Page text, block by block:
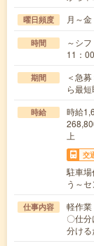
曜日頻度 月～
時間
～シ
11：
期間
＜急
ら最
時給
時給
上
交
駐車
う～セ
仕事内容
軽作業
〇仕
分け